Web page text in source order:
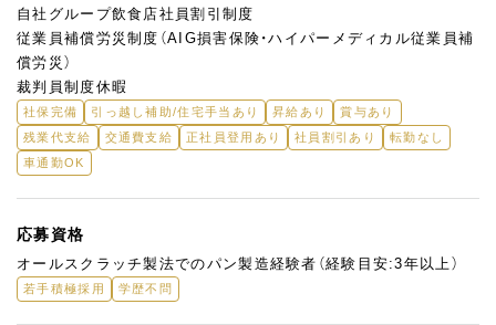
自社グループ飲食店社員割引制度
従業員補償労災制度（AIG損害保険・ハイパーメディカル従業員補
償労災）
裁判員制度休暇
社保完備 引っ越し補助/住宅手当あり 昇給あり
賞与あり
残業代支給
交通費支給 正社員登用あり 社員割引あり
転勤なし
車通勤OK
応募資格
オールスクラッチ製法でのパン製造経験者（経験目安:3年以上）
若手積極採用 学歴不問